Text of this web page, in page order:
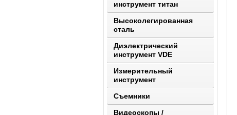
инструмент титан
Высоколегированная
сталь
Диэлектрический
инструмент VDE
Измерительный
инструмент
Съемники
Видеоскопы /